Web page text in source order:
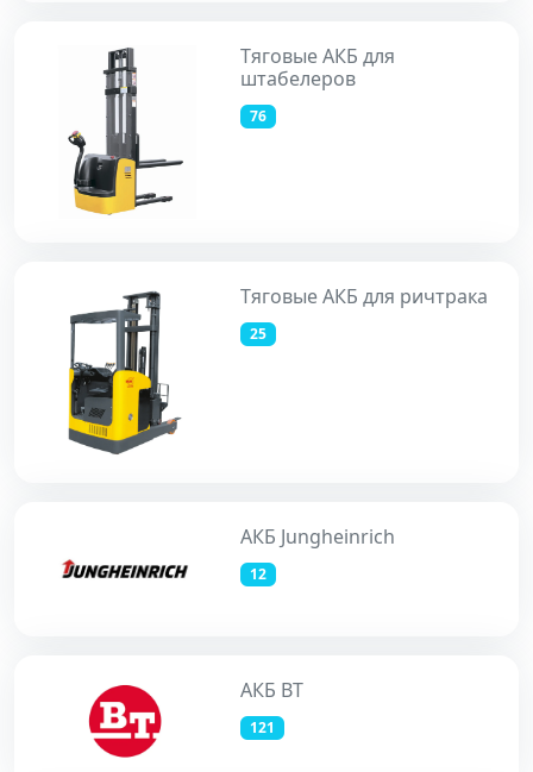
Тяговые АКБ для
штабелеров
76
Тяговые АКБ для ричтрака
25
АКБ Jungheinrich
12
АКБ BT
121